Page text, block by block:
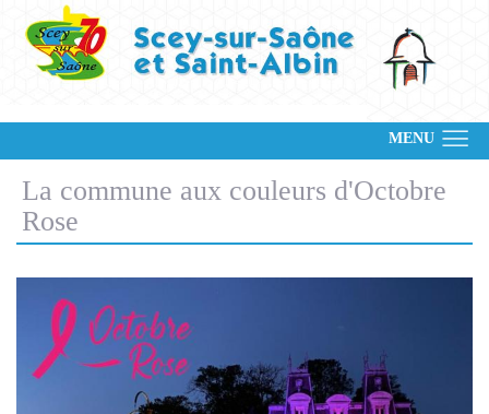
MENU
La commune aux couleurs d'Octobre
Rose